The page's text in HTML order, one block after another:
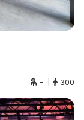
- 300